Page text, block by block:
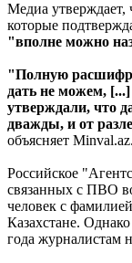
Медиа утверждает,
которые
"вполне можно
"Полную
дать не можем, [...]
утверждали, что
дважды, и от
объясняет Minval.az.
Российское
связанных с ПВО
человек с
Казахстане.
года журналистам